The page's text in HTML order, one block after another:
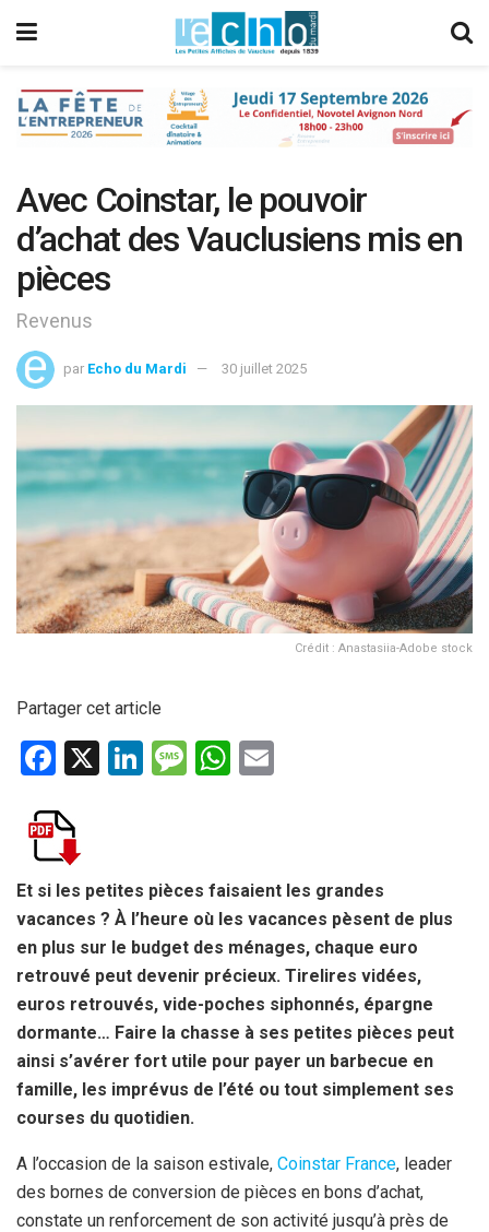
Avec Coinstar, le pouvoir
d’achat des Vauclusiens mis en
pièces
Revenus
par Echo du Mardi 30 juillet 2025
Crédit : Anastasiia-Adobe stock
Partager cet article
F
ce
b
o
o
k
X
Li
n
M
g
e
W
A
p
p
Et si les petites pièces faisaient les grandes
vacances ? À l’heure où les vacances pèsent de plus
en plus sur le budget des ménages, chaque euro
retrouvé peut devenir précieux. Tirelires vidées,
euros retrouvés, vide-poches siphonnés, épargne
dormante… Faire la chasse à ses petites pièces peut
ainsi s’avérer fort utile pour payer un barbecue en
famille, les imprévus de l’été ou tout simplement ses
courses du quotidien.
A l’occasion de la saison estivale, Coinstar France, leader
des bornes de conversion de pièces en bons d’achat,
constate un renforcement de son activité jusqu’à près de